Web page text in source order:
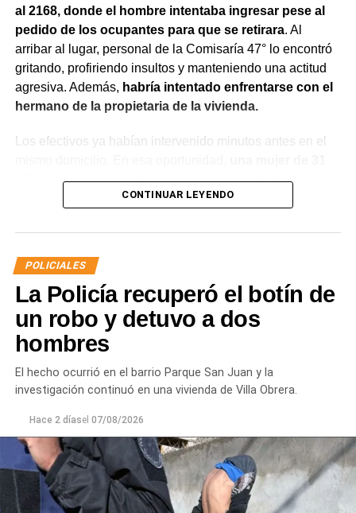
al 2168, donde el hombre intentaba ingresar pese al
pedido de los ocupantes para que se retirara. Al
arribar al lugar, personal de la Comisaría 47° lo encontró
gritando, profiriendo insultos y manteniendo una actitud
agresiva. Además, habría intentado enfrentarse con el
hermano de la propietaria de la vivienda.
Los efectivos ya habían intervenido minutos antes en el
años manifestó que había compartido bebidas
alcohólicas con el joven y que, en el marco de una
denuncia penal ni recibir asistencia médica y
únicamente solicitó que el joven se retirara del lugar
para evitar que el conflicto continuara.
Ante la persistencia de la conducta agresiva y el
efectivos, el hombre fue demorado con el objetivo de
mayor gravedad.
CONTINUAR LEYENDO
POLICIALES
La Policía recuperó el botín de
un robo y detuvo a dos
hombres
El hecho ocurrió en el barrio Parque San Juan y la
investigación continuó en una vivienda de Villa Obrera.
Hace 2 díasel 07/08/2026